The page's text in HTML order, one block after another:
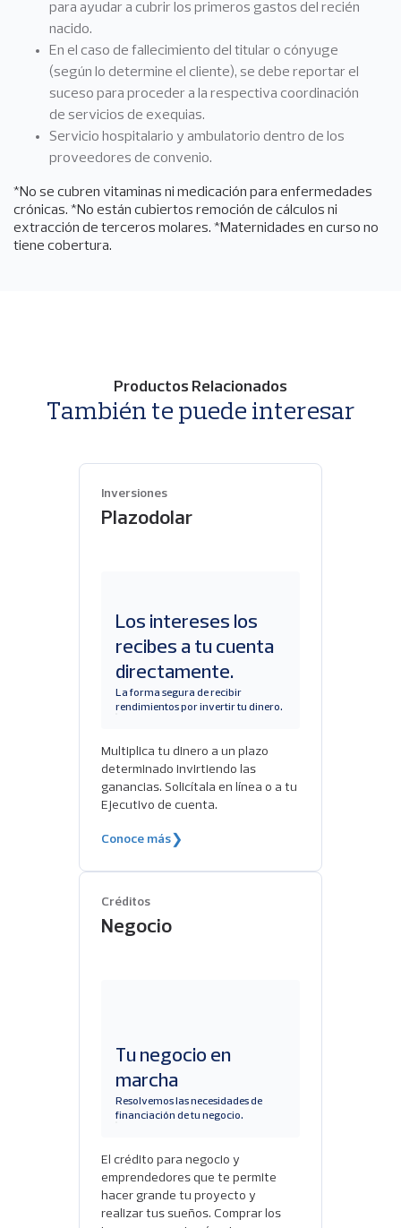
para ayudar a cubrir los primeros gastos del recién
nacido.
En el caso de fallecimiento del titular o cónyuge
(según lo determine el cliente), se debe reportar el
suceso para proceder a la respectiva coordinación
de servicios de exequias.
Servicio hospitalario y ambulatorio dentro de los
proveedores de convenio.
*No se cubren vitaminas ni medicación para enfermedades
crónicas. *No están cubiertos remoción de cálculos ni
extracción de terceros molares. *Maternidades en curso no
tiene cobertura.
Productos Relacionados
También te puede interesar
Plazodolar
Inversiones
Los intereses los
recibes a tu cuenta
directamente.
La forma segura de recibir
rendimientos por invertir tu dinero.
Multiplica tu dinero a un plazo
determinado invirtiendo las
ganancias. Solicítala en línea o a tu
Ejecutivo de cuenta.
Conoce más ❯
Negocio
Créditos
Tu negocio en
marcha
Resolvemos las necesidades de
financiación de tu negocio.
El crédito para negocio y
emprendedores que te permite
hacer grande tu proyecto y
realizar tus sueños. Comprar los